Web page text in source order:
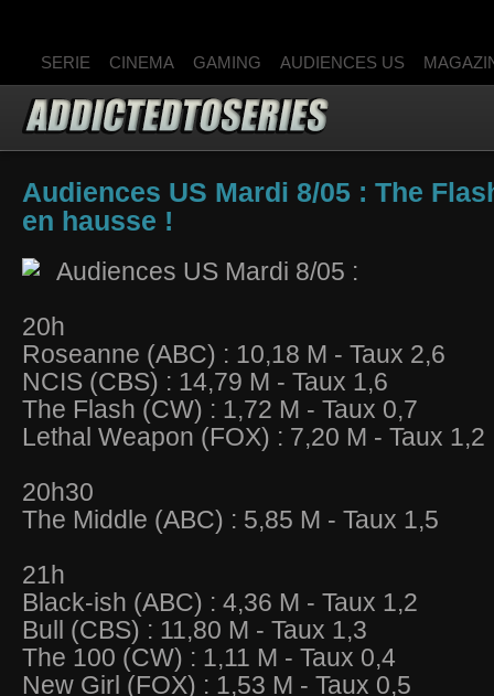
SERIE CINEMA GAMING AUDIENCES US
Audiences US Mardi 8/05 : The
en hausse !
Audiences US Mardi 8/05 :
20h
Roseanne (ABC) : 10,18 M - Taux 2,6
NCIS (CBS) : 14,79 M - Taux 1,6
The Flash (CW) : 1,72 M - Taux 0,7
Lethal Weapon (FOX) : 7,20 M - Taux 1,2
20h30
The Middle (ABC) : 5,85 M - Taux 1,5
21h
Black-ish (ABC) : 4,36 M - Taux 1,2
Bull (CBS) : 11,80 M - Taux 1,3
The 100 (CW) : 1,11 M - Taux 0,4
New Girl (FOX) : 1,53 M - Taux 0,5